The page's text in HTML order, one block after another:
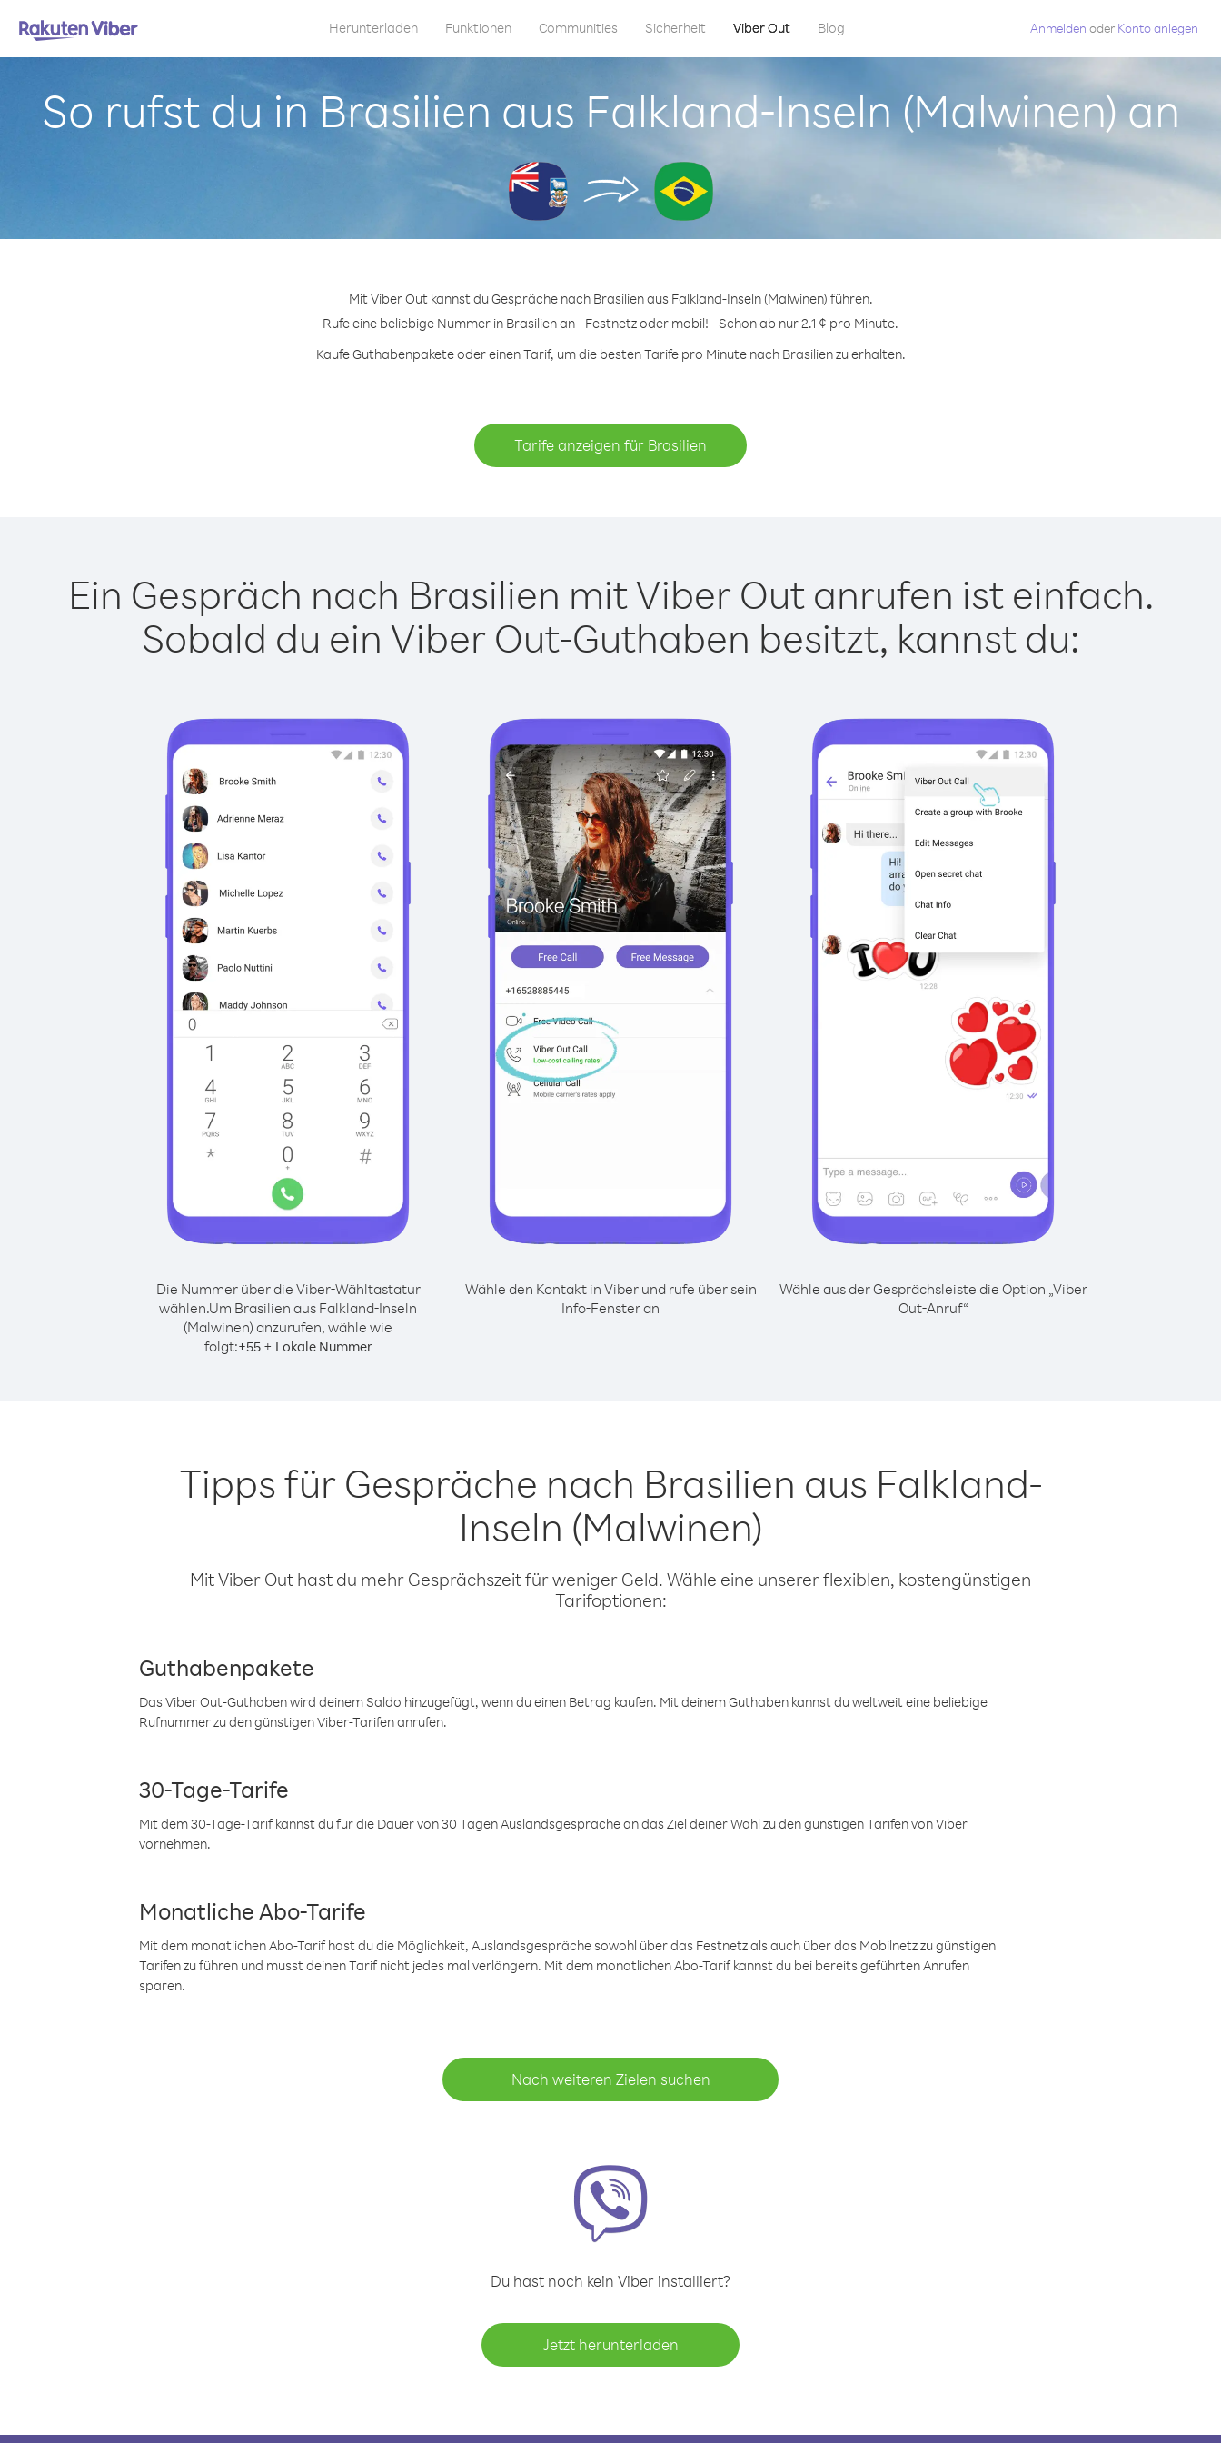
Herunterladen Funktionen Communities Sicherheit Viber Out Blog Anmelden oder Konto anlegen
So rufst du in Brasilien aus Falkland-Inseln (Malwinen) an
Mit Viber Out kannst du Gespräche nach Brasilien aus Falkland-Inseln (Malwinen) führen.
Rufe eine beliebige Nummer in Brasilien an - Festnetz oder mobil! - Schon ab nur 2.1 ¢ pro Minute.
Kaufe Guthabenpakete oder einen Tarif, um die besten Tarife pro Minute nach Brasilien zu erhalten.
Tarife anzeigen für Brasilien
Ein Gespräch nach Brasilien mit Viber Out anrufen ist einfach.
Sobald du ein Viber Out-Guthaben besitzt, kannst du:
Die Nummer über die Viber-Wähltastatur
wählen.Um Brasilien aus Falkland-Inseln
(Malwinen) anzurufen, wähle wie
folgt:+55+ Lokale Nummer
Wähle den Kontakt in Viber und rufe über sein
Info-Fenster an
Wähle aus der Gesprächsleiste die Option „Viber
Out-Anruf“
Tipps für Gespräche nach Brasilien aus Falkland-
Inseln (Malwinen)
Mit Viber Out hast du mehr Gesprächszeit für weniger Geld. Wähle eine unserer flexiblen, kostengünstigen
Tarifoptionen:
Guthabenpakete
Das Viber Out-Guthaben wird deinem Saldo hinzugefügt, wenn du einen Betrag kaufen. Mit deinem Guthaben kannst du weltweit eine beliebige
Rufnummer zu den günstigen Viber-Tarifen anrufen.
30-Tage-Tarife
Mit dem 30-Tage-Tarif kannst du für die Dauer von 30 Tagen Auslandsgespräche an das Ziel deiner Wahl zu den günstigen Tarifen von Viber
vornehmen.
Monatliche Abo-Tarife
Mit dem monatlichen Abo-Tarif hast du die Möglichkeit, Auslandsgespräche sowohl über das Festnetz als auch über das Mobilnetz zu günstigen
Tarifen zu führen und musst deinen Tarif nicht jedes mal verlängern. Mit dem monatlichen Abo-Tarif kannst du bei bereits geführten Anrufen
sparen.
Nach weiteren Zielen suchen
Du hast noch kein Viber installiert?
Jetzt herunterladen